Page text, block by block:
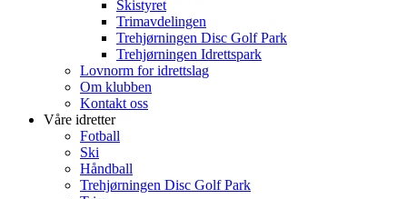
Skistyret
Trimavdelingen
Trehjørningen Disc Golf Park
Trehjørningen Idrettspark
Lovnorm for idrettslag
Om klubben
Kontakt oss
Våre idretter
Fotball
Ski
Håndball
Trehjørningen Disc Golf Park